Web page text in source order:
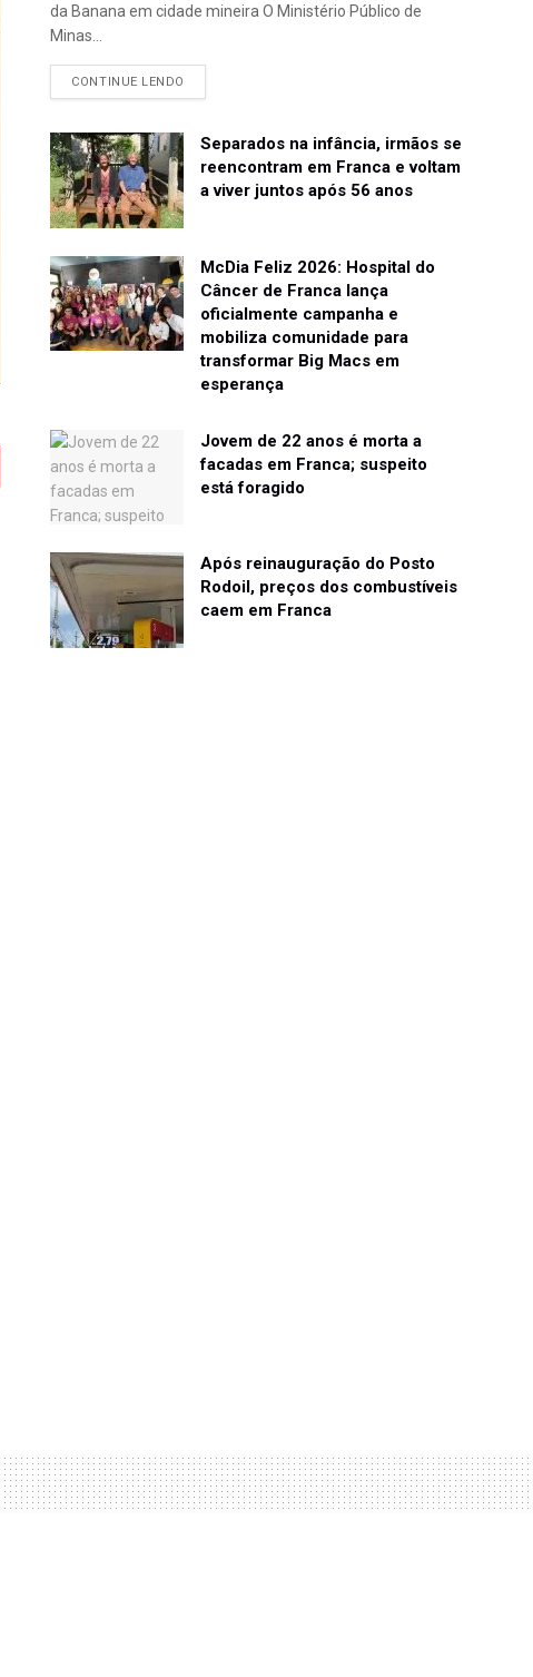
da Banana em cidade mineira O Ministério Público de
Minas...
CONTINUE LENDO
Separados na infância, irmãos se
reencontram em Franca e voltam
a viver juntos após 56 anos
McDia Feliz 2026: Hospital do
Câncer de Franca lança
oficialmente campanha e
mobiliza comunidade para
transformar Big Macs em
esperança
Jovem de 22 anos é morta a
facadas em Franca; suspeito
está foragido
Após reinauguração do Posto
Rodoil, preços dos combustíveis
caem em Franca